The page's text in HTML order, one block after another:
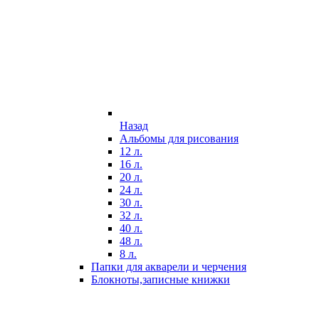
Назад
Альбомы для рисования
12 л.
16 л.
20 л.
24 л.
30 л.
32 л.
40 л.
48 л.
8 л.
Папки для акварели и черчения
Блокноты,записные книжки